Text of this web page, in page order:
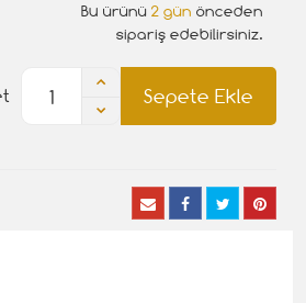
Bu ürünü 2 gün önceden
sipariş edebilirsiniz.
Sepete Ekle